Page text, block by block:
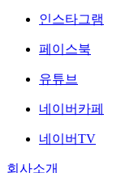
인스타그램
페이스북
유튜브
네이버카페
네이버TV
회사소개